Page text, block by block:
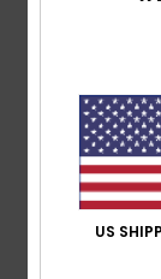
más a la felpa
Mostrar original
Comodidad: 4/5
perfecta
US